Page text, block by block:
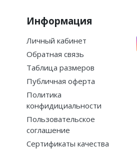
Информация
Личный кабинет
Обратная связь
Таблица размеров
Публичная оферта
Политика
конфидициальности
Пользовательское
соглашение
Сертификаты качества